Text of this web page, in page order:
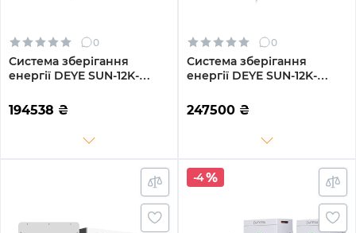
0
Система зберігання
енергії DEYE SUN-12K-
12kW 14.4kWh 3BAT
LiFePO4 6500 циклів
194538 ₴
0
Система зберігання
енергії DEYE SUN-12K-
W 12kW 19.2kWh 4BAT
LiFePO4 6000 циклів
247500 ₴
-4